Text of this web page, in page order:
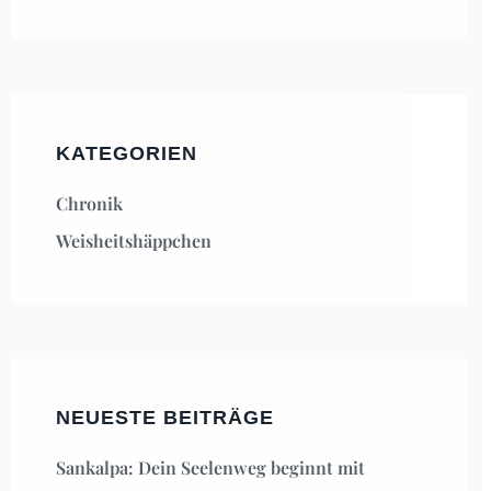
KATEGORIEN
Chronik
Weisheitshäppchen
NEUESTE BEITRÄGE
Sankalpa: Dein Seelenweg beginnt mit